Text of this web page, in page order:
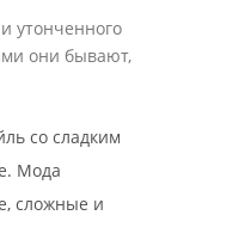
утонченного
они бывают,
со сладким
Мода
сложные и